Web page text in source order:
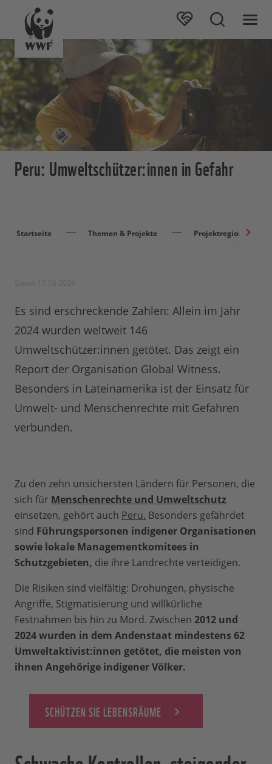
Peru: Umweltschützer:innen in Gefahr
Startseite Themen & Projekte Projektregionen
Es sind erschreckende Zahlen: Allein im Jahr
2024 wurden weltweit 146
Umweltschützer:innen getötet. Das zeigt ein
Report der Organisation Global Witness.
Besonders in Lateinamerika ist der Einsatz für
Umwelt- und Menschenrechte mit Gefahren
verbunden.
Zu den zehn unsichersten Ländern für Personen, die
sich für Menschenrechte und Umweltschutz
einsetzen, gehört auch Peru. Besonders gefährdet
sind Führungspersonen indigener Organisationen
sowie lokale Managementkomitees in
Schutzgebieten, die ihre Landrechte verteidigen.
Die Risiken sind vielfältig: Drohungen, physische
Angriffe, Stigmatisierung und willkürliche
Festnahmen bis hin zu Mord. Zwischen 2012 und
2024 wurden in dem Andenstaat mindestens 62
Umweltaktivist:innen getötet, die meisten von
ihnen Angehörige indigener Völker.
SCHÜTZEN SIE LEBENSRÄUME